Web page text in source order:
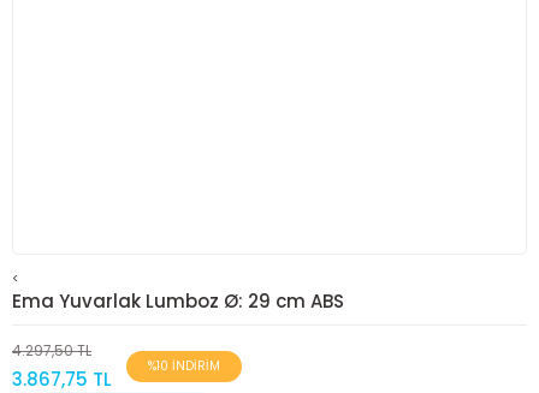
<
Ema Yuvarlak Lumboz Ø: 29 cm ABS
4.297,50 TL
3.867,75 TL
%10 İNDİRİM